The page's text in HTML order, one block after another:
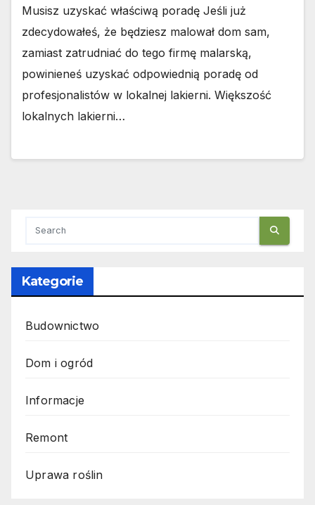
Musisz uzyskać właściwą poradę Jeśli już
zdecydowałeś, że będziesz malował dom sam,
zamiast zatrudniać do tego firmę malarską,
powinieneś uzyskać odpowiednią poradę od
profesjonalistów w lokalnej lakierni. Większość
lokalnych lakierni…
Kategorie
Budownictwo
Dom i ogród
Informacje
Remont
Uprawa roślin